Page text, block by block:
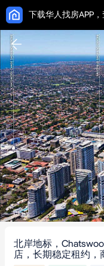
下载华人找房APP
北岸地标，
店，长期稳定租约，